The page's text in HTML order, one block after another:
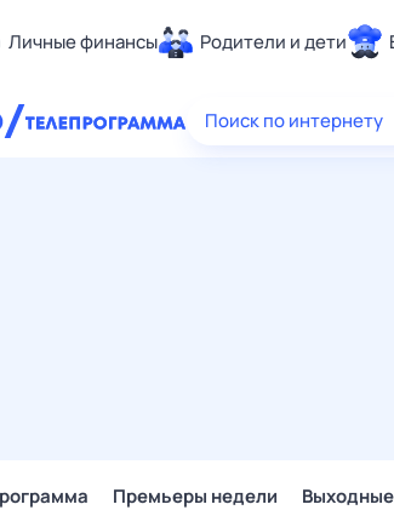
Личные финансы Родители и дети
Здоровье
Поиск по интернету
Премьеры недели Выходные